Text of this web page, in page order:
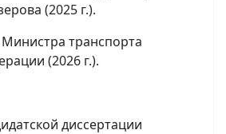
(2025 г.).
Министра транспорта
(2026 г.).
диссертации